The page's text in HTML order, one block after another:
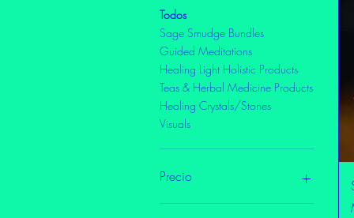
Todos
Sage Smudge Bundles
Guided Meditations
Healing Light Holistic Products
Teas & Herbal Medicine Products
Healing Crystals/Stones
Visuals
Precio